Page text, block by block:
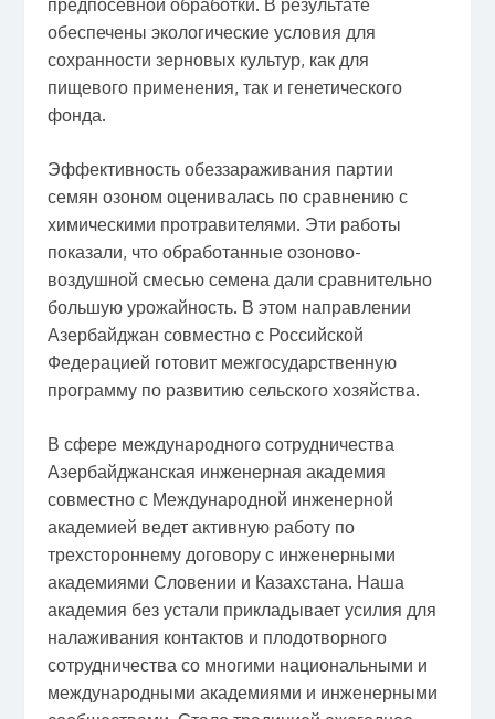
обеспечены экологические условия для
сохранности зерновых культур, как для
пищевого применения, так и генетического
фонда.
Эффективность обеззараживания партии
семян озоном оценивалась по сравнению с
химическими протравителями. Эти работы
показали, что обработанные озоново-
воздушной смесью семена дали сравнительно
большую урожайность. В этом направлении
Азербайджан совместно с Российской
Федерацией готовит межгосударственную
программу по развитию сельского хозяйства.
В сфере международного сотрудничества
Азербайджанская инженерная академия
совместно с Международной инженерной
академией ведет активную работу по
трехстороннему договору с инженерными
академиями Словении и Казахстана. Наша
академия без устали прикладывает усилия для
налаживания контактов и плодотворного
сотрудничества со многими национальными и
международными академиями и инженерными